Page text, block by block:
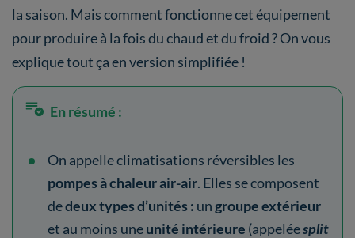
la saison. Mais comment fonctionne cet équipement
pour produire à la fois du chaud et du froid ? On vous
explique tout ça en version simplifiée !
En résumé :
On appelle climatisations réversibles les
pompes à chaleurair-air. Elles se composent
dedeux types d’unités : ungroupe extérieur
et au moins uneunité intérieure (appeléesplit